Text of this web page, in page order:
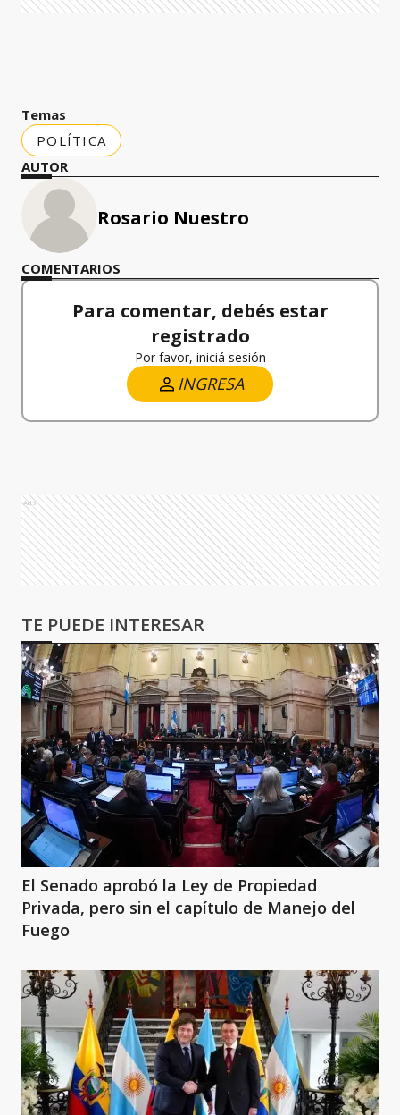
Temas
POLÍTICA
AUTOR
Rosario Nuestro
COMENTARIOS
Para comentar, debés estar
registrado
Por favor, iniciá sesión
INGRESA
Ads
TE PUEDE INTERESAR
El Senado aprobó la Ley de Propiedad
Privada, pero sin el capítulo de Manejo del
Fuego